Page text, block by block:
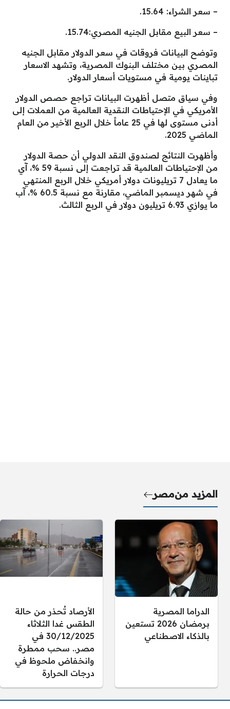
– سعر الشراء: 15.64.
– سعر البيع مقابل الجنيه المصري:15.74.
وتوضح البيانات فروقات في سعر الدولار مقابل الجنيه
المصري بين مختلف البنوك المصرية، وتشهد الاسعار
تباينات يومية في مستويات أسعار الدولار.
وفي سياق متصل أظهرت البيانات تراجع حصص الدولار
الأمريكي في الإحتياطات النقدية العالمية من العملات إلى
أدنى مستوى لها في 25 عاماً خلال الربع الأخير من العام
الماضي 2025.
وأظهرت النتائج لصندوق النقد الدولي أن حصة الدولار
من الإحتياطات العالمية قد تراجعت إلى نسبة 59 %، آي
ما يعادل 7 تريليونات دولار أمريكي خلال الربع المنتهي
في شهر ديسمبر الماضي، مقارنة مع نسبة 60.5 %، آب
ما يوازي 6.93 تريليون دولار في الربع الثالث.
المزيد منمصر
الدراما المصرية
برمضان 2026 تستعين
بالذكاء الاصطناعي
الأرصاد تُحذر من حالة
الطقس غدا الثلاثاء
30/12/2025 في
مصر.. سحب ممطرة
وانخفاض ملحوظ في
درجات الحرارة